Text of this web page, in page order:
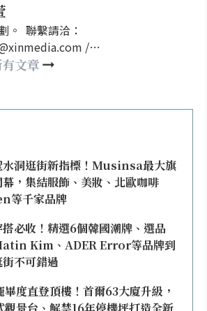
。 聯繫請洽：
/
文章
水洞逛街新指標！Musinsa最大旗
，集結服飾、美妝、北歐咖啡
等千家品牌
搭必收！精選6個韓國潮牌、選品
Kim、ADER Error等品牌到
不可錯過
畢度直登頂樓！首爾63大廈升級，